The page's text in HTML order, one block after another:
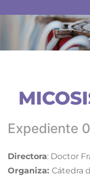
Expediente
Directora: Doctor
Organiza: Cátedra